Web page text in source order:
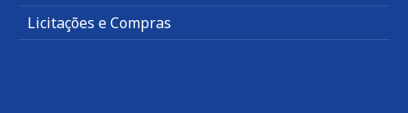
Licitações e Compras